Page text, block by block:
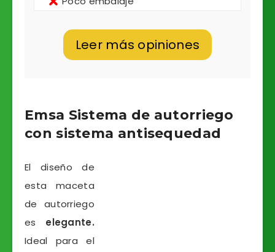
Leer más opiniones
Emsa Sistema de autorriego
con sistema antisequedad
El diseño de
esta maceta
de autorriego
es elegante.
Ideal para el